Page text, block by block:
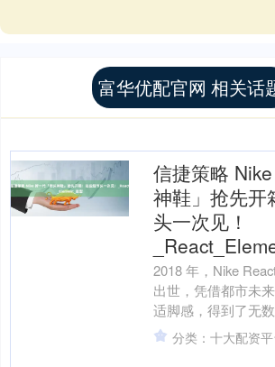
富华优配官网 相关话
信捷策略
神鞋」抢先开
头一次见！
2018 年，Nike
出世，凭借都市未
适脚感，得到了无
捧，成为现象级的
分类：十大配资